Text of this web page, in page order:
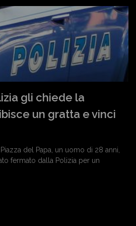
gli chiede la
un gratta e vinci
del Papa, un uomo di 28 anni,
fermato dalla Polizia per un